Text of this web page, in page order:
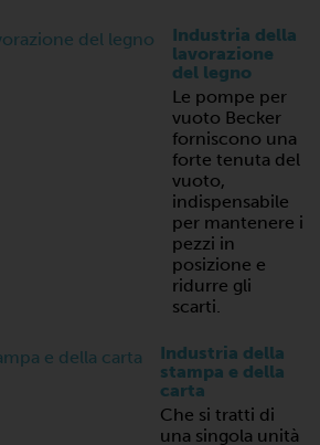
Industria della
lavorazione
del legno
Le pompe per
vuoto Becker
forniscono una
forte tenuta del
vuoto,
indispensabile
per mantenere i
pezzi in
posizione e
ridurre gli
scarti.
Industria della
stampa e della
carta
Che si tratti di
una singola unità